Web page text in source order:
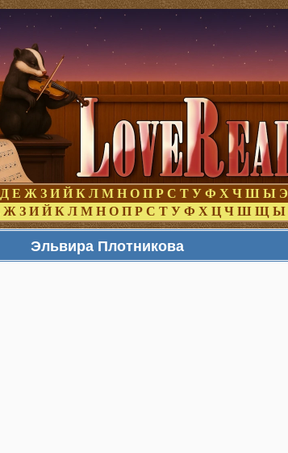
Д Е Ж З И Й К Л М Н О П Р С Т У Ф Х Ч Ш Ы Э
Ж З И Й К Л М Н О П Р С Т У Ф Х Ц Ч Ш Щ Ы
Эльвира Плотникова